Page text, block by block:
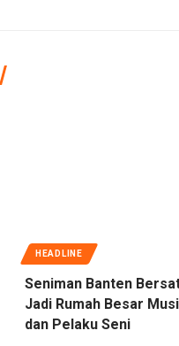
HEADLINE
Seniman Banten
Jadi Rumah Besar
dan Pelaku Seni